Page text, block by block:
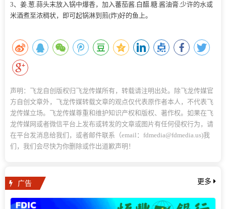
3、姜.葱.蒜头末放入锅中爆香，加入蕃茄酱.白醋.糖.酱油膏.少许的水或
米酒煮至浓稠状，即可起锅淋到煎(炸)好的鱼上。
声明：飞龙自创版权归飞龙传媒所有，转载请注明出处。除飞龙传媒官
方自创文章外，飞龙传媒转载文章的观点仅代表原作者本人，不代表飞
龙传媒立场。飞龙传媒尊重和维护知识产权和版权、著作权。如果在飞
龙传媒网或者微信平台上发布或转发的文章或图片有任何侵权行为，请
在平台发消息给我们，或者邮件联系（email：fdmedia@fdmedia.us)我
们，我们会尽快为你删除或作出道歉声明！
广告 更多